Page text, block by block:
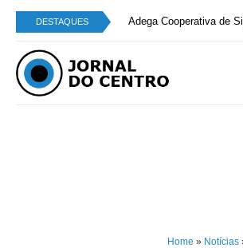
DESTAQUES Adega Cooperativa de
Home » Notícias